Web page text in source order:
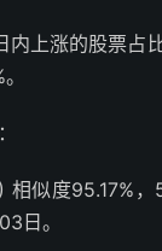
上涨的股票占
似度95.17%，5
日。